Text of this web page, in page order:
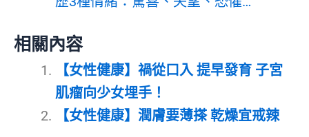
相關內容
【女性健康】禍從口入 提早發育 子宮
肌瘤向少女埋手！
【女性健康】潤膚要薄搽 乾燥宜戒辣